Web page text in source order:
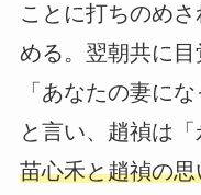
ことに打ちのめ
める。翌朝共に
「あなたの妻に
と言い、趙禎は「
苗心禾と趙禎の